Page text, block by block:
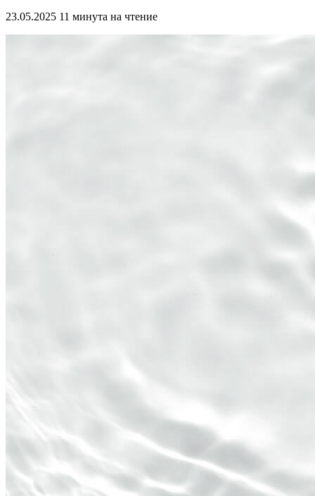
23.05.2025 11 минута на чтение